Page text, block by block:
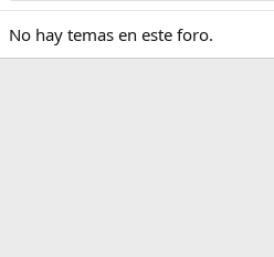
No hay temas en este foro.